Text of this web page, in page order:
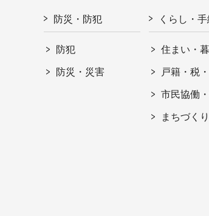
防災・防犯
防犯
防災・災害
くらし・手
住まい・
戸籍・税
市民協働
まちづく